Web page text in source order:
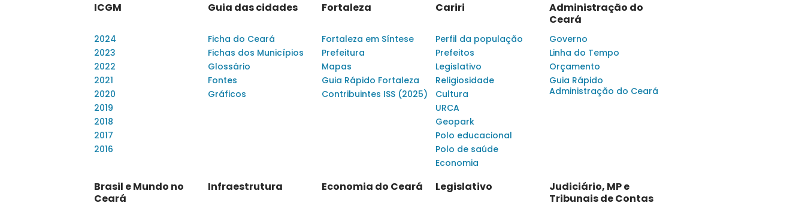
ICGM
2024
2023
2022
2021
2020
2019
2018
2017
2016
Guia das cidades
Ficha do Ceará
Fichas dos Municípios
Glossário
Fontes
Gráficos
Fortaleza
Fortaleza em Síntese
Prefeitura
Mapas
Guia Rápido Fortaleza
Contribuintes ISS (2025)
Cariri
Perfil da população
Prefeitos
Legislativo
Religiosidade
Cultura
URCA
Geopark
Polo educacional
Polo de saúde
Economia
Administração do
Ceará
Governo
Linha do Tempo
Orçamento
Guia Rápido
Administração do Ceará
Brasil e Mundo no
Ceará
Infraestrutura Economia do Ceará Legislativo
Judiciário, MP e
Tribunais de Contas